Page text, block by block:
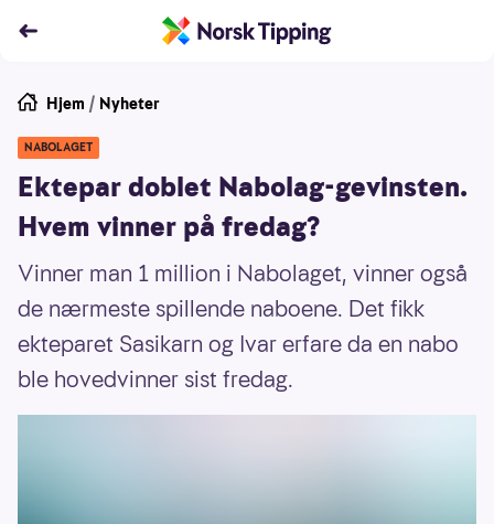
Hjem / Nyheter
NABOLAGET
Ektepar doblet Nabolag-gevinsten.
Hvem vinner på fredag?
Vinner man 1 million i Nabolaget, vinner også
de nærmeste spillende naboene. Det fikk
ekteparet Sasikarn og Ivar erfare da en nabo
ble hovedvinner sist fredag.